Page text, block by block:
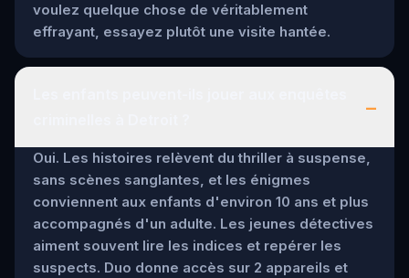
voulez quelque chose de véritablement
effrayant, essayez plutôt une visite hantée.
–
Oui. Les histoires relèvent du thriller à suspense,
sans scènes sanglantes, et les énigmes
conviennent aux enfants d'environ 10 ans et plus
accompagnés d'un adulte. Les jeunes détectives
aiment souvent lire les indices et repérer les
suspects. Duo donne accès sur 2 appareils et